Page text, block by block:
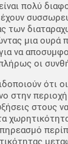
πολύ
των
μια ουρά
να
οι
ότι
στην
στους